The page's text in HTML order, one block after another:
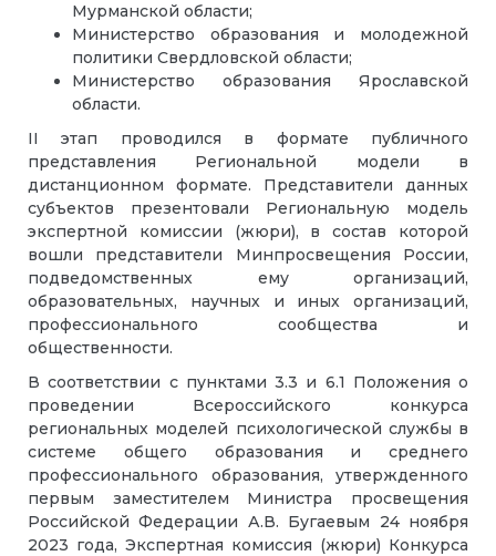
Мурманской области;
Министерство образования и молодежной
политики Свердловской области;
Министерство образования Ярославской
области.
II этап проводился в формате публичного
представления Региональной модели в
дистанционном формате. Представители данных
субъектов презентовали Региональную модель
экспертной комиссии (жюри), в состав которой
вошли представители Минпросвещения России,
подведомственных ему организаций,
образовательных, научных и иных организаций,
профессионального сообщества и
общественности.
В соответствии с пунктами 3.3 и 6.1 Положения о
проведении Всероссийского конкурса
региональных моделей психологической службы в
системе общего образования и среднего
профессионального образования, утвержденного
первым заместителем Министра просвещения
Российской Федерации А.В. Бугаевым 24 ноября
2023 года, Экспертная комиссия (жюри) Конкурса